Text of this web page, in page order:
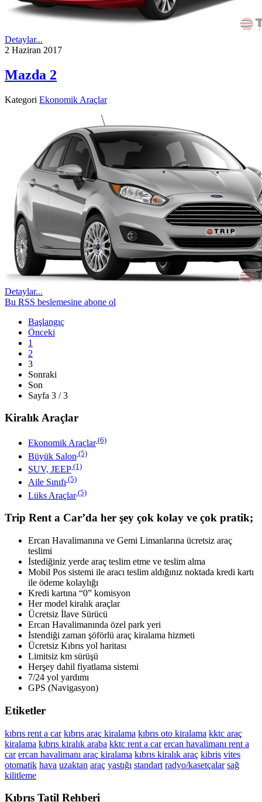
Detaylar...
2 Haziran 2017
Mazda 2
Kategori Ekonomik Araçlar
Detaylar...
Bu RSS beslemesine abone ol
Başlangıç
Önceki
1
2
3
Sonraki
Son
Sayfa 3 / 3
Kiralık Araçlar
Ekonomik Araçlar(6)
Büyük Salon (5)
SUV, JEEP (1)
Aile Sınıfı (5)
Lüks Araçlar(5)
Trip Rent a Car’da her şey çok kolay ve çok pratik;
Ercan Havalimanına ve Gemi Limanlarına ücretsiz araç
teslimi
İstediğiniz yerde araç teslim etme ve teslim alma
Mobil Pos sistemi ile aracı teslim aldığınız noktada kredi kartı
ile ödeme kolaylığı
Kredi kartına “0” komisyon
Her model kiralık araçlar
Ücretsiz İlave Sürücü
Ercan Havalimanında özel park yeri
İstendiği zaman şöförlü araç kiralama hizmeti
Ücretsiz Kıbrıs yol haritası
Limitsiz km sürüşü
Herşey dahil fiyatlama sistemi
7/24 yol yardımı
GPS (Navigasyon)
Etiketler
kıbrıs rent a car kıbrıs araç kiralama kıbrıs oto kiralama kktc araç
kiralama kıbrıs kiralık araba kktc rent a car ercan havalimanı rent a
car ercan havalimanı araç kiralama kıbrıs kiralık araç kibris vites
otomatik hava uzaktan araç yastığı standart radyo/kasetçalar sağ
kilitleme
Kıbrıs Tatil Rehberi